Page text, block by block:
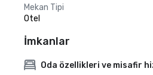
Mekan Tipi
Otel
İmkanlar
Oda özellikleri ve misafir